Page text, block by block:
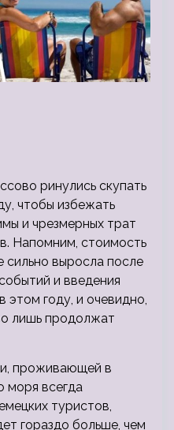
ринулись скупать
чтобы избежать
и чрезмерных трат
Напомним, стоимость
сильно выросла после
и введения
этом году, и очевидно,
лишь продолжат
проживающей в
моря всегда
туристов,
гораздо больше, чем